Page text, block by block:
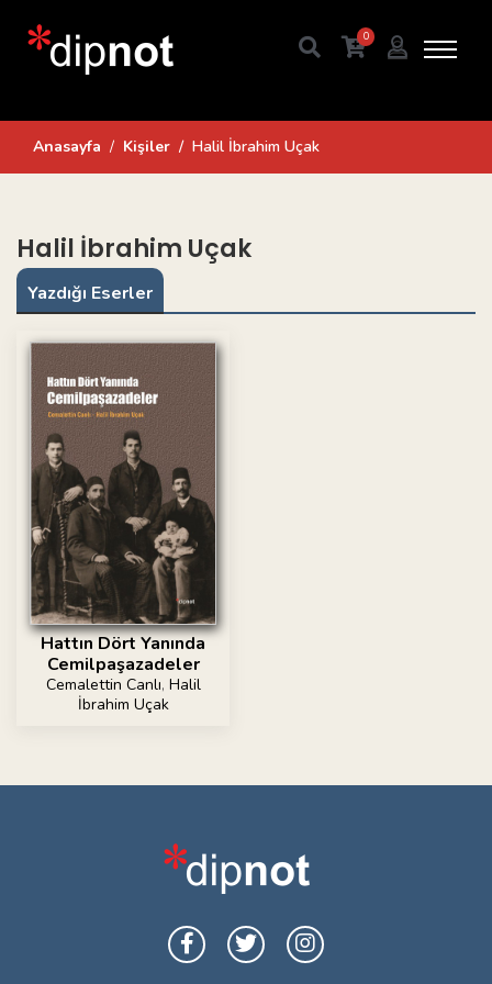
0
Anasayfa Kişiler Halil İbrahim Uçak
Halil İbrahim Uçak
Yazdığı Eserler
Hattın Dört Yanında
Cemilpaşazadeler
Cemalettin Canlı, Halil
İbrahim Uçak